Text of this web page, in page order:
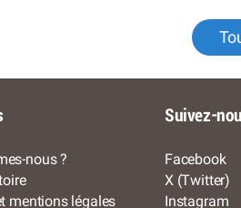
nous ?
mentions légales
Suivez-
Facebook
X (Twitter)
Instagram